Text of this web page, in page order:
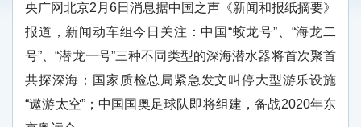
央广网北京2月6日消息据中国之声《新闻和报纸摘要》
报道，新闻动车组今日关注：中国“蛟龙号”、“海龙二
号”、“潜龙一号”三种不同类型的深海潜水器将首次聚首
共探深海；国家质检总局紧急发文叫停大型游乐设施
“遨游太空”；中国国奥足球队即将组建，备战2020年东